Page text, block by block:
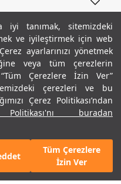
iyi tanımak, sitemizdeki
ve iyileştirmek için web
ayarlarınızı yönetmek
veya tüm çerezlerin
Çerezlere İzin Ver”
çerezleri ve bu
Çerez Politikası’ndan
buradan
Tüm Çerezlere
İzin Ver
HABER VER